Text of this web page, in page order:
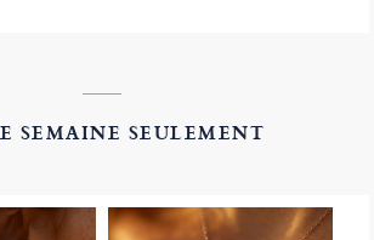
les butineurs. En achetant une pièce de la
SEMAINE SEULEMENT